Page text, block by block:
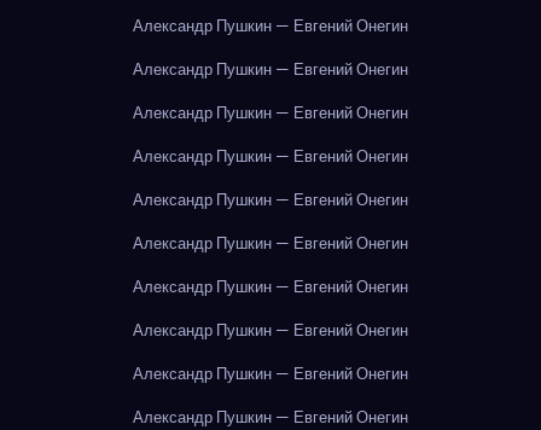
Александр Пушкин — Евгений Онегин
Александр Пушкин — Евгений Онегин
Александр Пушкин — Евгений Онегин
Александр Пушкин — Евгений Онегин
Александр Пушкин — Евгений Онегин
Александр Пушкин — Евгений Онегин
Александр Пушкин — Евгений Онегин
Александр Пушкин — Евгений Онегин
Александр Пушкин — Евгений Онегин
Александр Пушкин — Евгений Онегин